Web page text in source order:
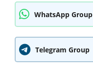
WhatsApp Group
Telegram Group